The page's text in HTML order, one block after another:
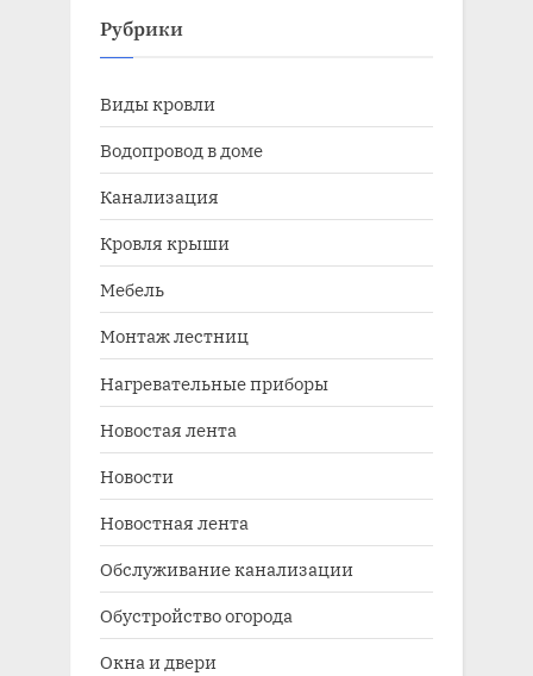
Рубрики
Виды кровли
Водопровод в доме
Канализация
Кровля крыши
Мебель
Монтаж лестниц
Нагревательные приборы
Новостая лента
Новости
Новостная лента
Обслуживание канализации
Обустройство огорода
Окна и двери